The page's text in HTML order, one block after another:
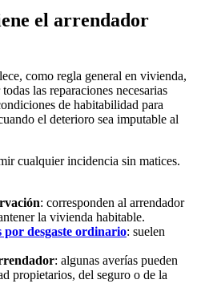
el arrendador
como regla general en vivienda,
las reparaciones necesarias
de habitabilidad para
el deterioro sea imputable al
cualquier incidencia sin matices.
: corresponden al arrendador
la vivienda habitable.
por desgaste ordinario: suelen
: algunas averías pueden
propietarios, del seguro o de la